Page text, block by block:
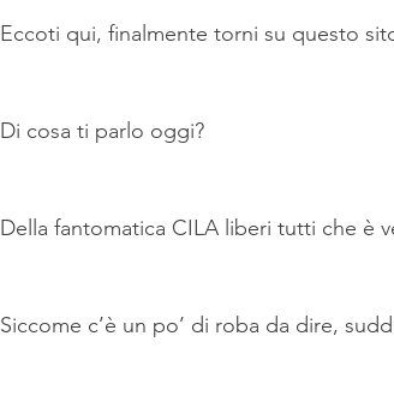
Eccoti qui, finalmente torni su questo
Di cosa ti parlo oggi?
Della fantomatica CILA liberi tutti che è
Siccome c’è un po’ di roba da dire,